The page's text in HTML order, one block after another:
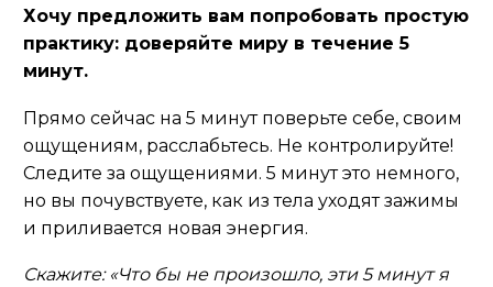
Хочу предложить вам попробовать простую
практику: доверяйте миру в течение 5
минут.
Прямо сейчас на 5 минут поверьте себе, своим
ощущениям, расслабьтесь. Не контролируйте!
Следите за ощущениями. 5 минут это немного,
но вы почувствуете, как из тела уходят зажимы
и приливается новая энергия.
Скажите: «Что бы не произошло, эти 5 минут я